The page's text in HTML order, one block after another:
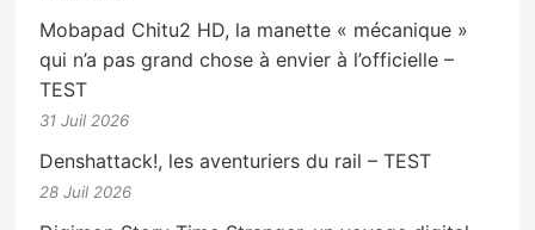
Mobapad Chitu2 HD, la manette « mécanique »
qui n’a pas grand chose à envier à l’officielle –
TEST
31 Juil 2026
Denshattack!, les aventuriers du rail – TEST
28 Juil 2026